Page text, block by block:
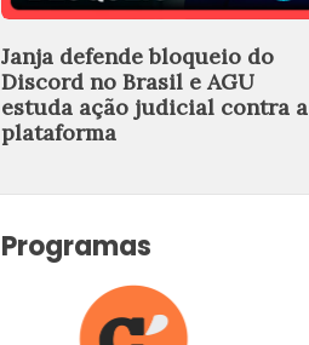
Janja defende bloqueio do
Discord no Brasil e AGU
estuda ação judicial contra a
plataforma
Programas